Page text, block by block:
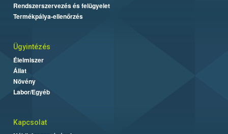
Rendszerszervezés és felügyelet
Termékpálya-ellenőrzés
Ügyintézés
Élelmiszer
Állat
Növény
Labor/Egyéb
Kapcsolat